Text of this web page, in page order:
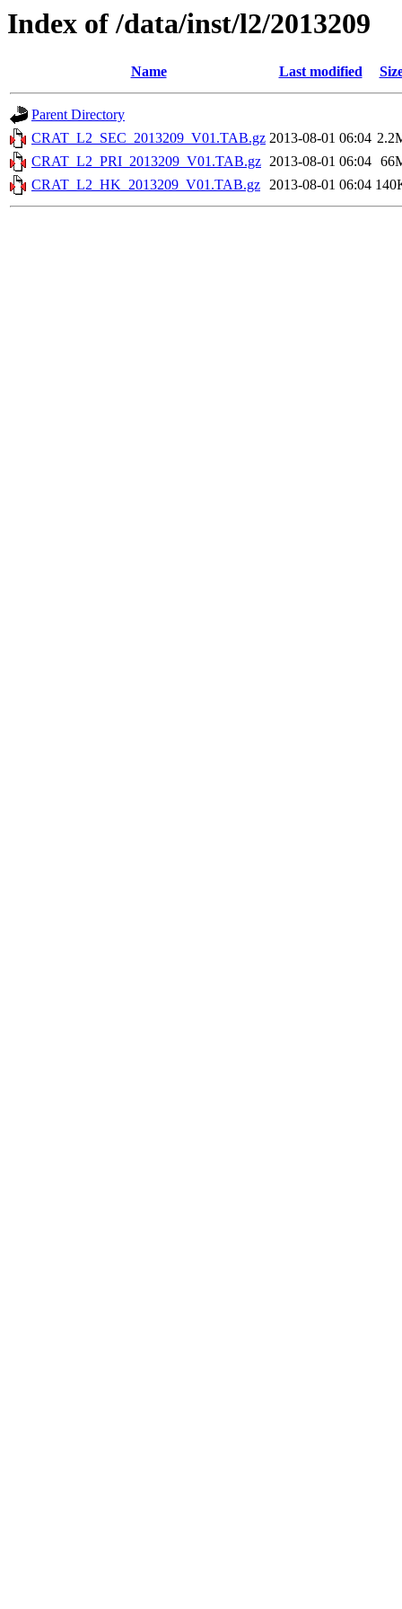
Index of /data/inst/l2/2013209
Name Last modified
Parent Directory
CRAT_L2_SEC_2013209_V01.TAB.gz 2013-08-01 06:04
CRAT_L2_PRI_2013209_V01.TAB.gz 2013-08-01 06:04
CRAT_L2_HK_2013209_V01.TAB.gz 2013-08-01 06:04